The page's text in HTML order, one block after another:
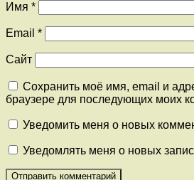
Имя *
Email *
Сайт
Сохранить моё имя, email и
браузере для последующих моих
Уведомить меня о новых
Уведомлять меня о новых